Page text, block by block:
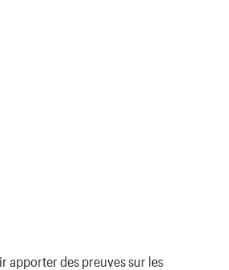
apporter des preuves sur les